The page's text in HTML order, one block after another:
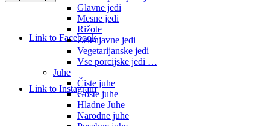
Link to Facebook
Link to Instagram
Glavne jedi
Mesne jedi
Rižote
Zelenjavne jedi
Vegetarijanske jedi
Vse porcijske jedi …
Juhe
Čiste juhe
Goste juhe
Hladne Juhe
Narodne juhe